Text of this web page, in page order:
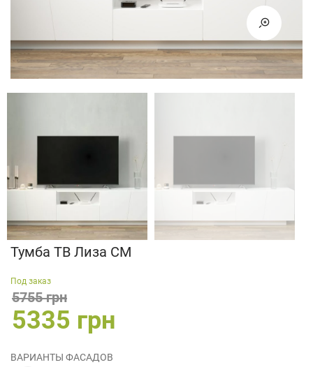
Тумба ТВ Лиза СМ
Под заказ
5335 грн
5755 грн
ВАРИАНТЫ ФАСАДОВ